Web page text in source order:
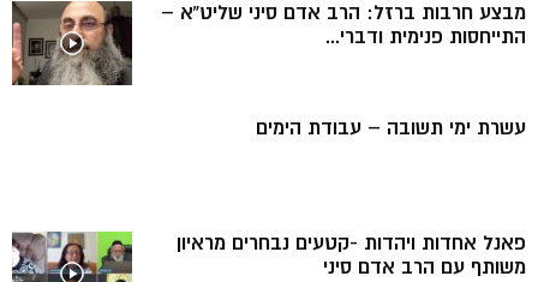
מבצע חרבות ברזל: הרב אדם סיני שליט”א –
התייחסות פנימית ודברי...
עשרת ימי תשובה – עבודת הימים
פאנל אחדות ויהדות -קטעים נבחרים מראיון
משותף עם הרב אדם סיני